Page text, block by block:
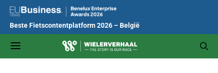
Beste Fietscontentplatform 2026 – België